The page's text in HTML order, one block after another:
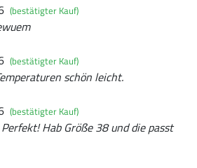
(bestätigter Kauf)
(bestätigter Kauf)
schön leicht.
(bestätigter Kauf)
Hab Größe 38 und die passt